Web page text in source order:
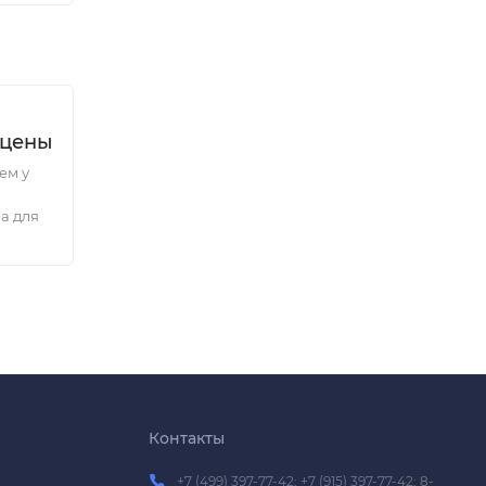
у
для
Контакты
+7 (499) 397-77-42; +7 (915) 397-77-42; 8-